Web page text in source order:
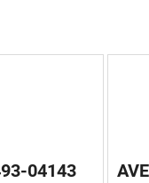
04143